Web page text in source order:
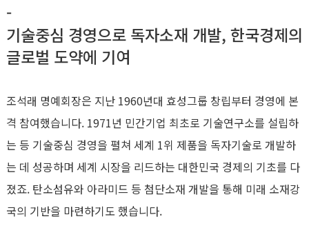
-
기술중심 경영으로 독자소재 개발, 한국경제의
글로벌 도약에 기여
조석래 명예회장은 지난 1960년대 효성그룹 창립부터 경영에 본
격 참여했습니다. 1971년 민간기업 최초로 기술연구소를 설립하
는 등 기술중심 경영을 펼쳐 세계 1위 제품을 독자기술로 개발하
는 데 성공하며 세계 시장을 리드하는 대한민국 경제의 기초를 다
졌죠. 탄소섬유와 아라미드 등 첨단소재 개발을 통해 미래 소재강
국의 기반을 마련하기도 했습니다.